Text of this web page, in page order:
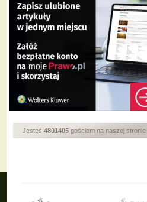
Jesteś 4801405 gościem na naszej stronie